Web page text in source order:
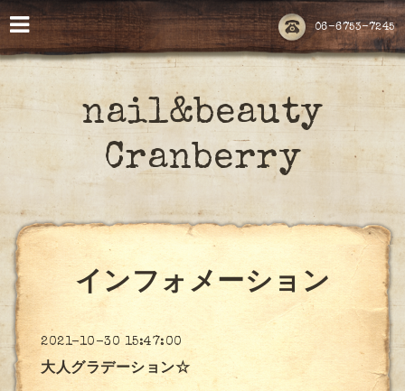
06-6753-7245
nail&beauty
Cranberry
インフォメーション
2021-10-30 15:47:00
大人グラデーション☆